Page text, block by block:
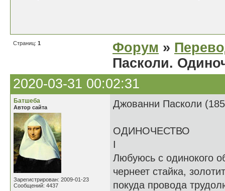
Страниц: 1 Форум »
Пасколи.
2020-03-31 00:02:31
Батшеба
Автор сайта
Зарегистрирован: 2009-01-23
Сообщений: 4437
Джованни Пасколи
ОДИНОЧЕСТВО
I
Любуюсь с одинокого
чернеет стайка,
покуда провода